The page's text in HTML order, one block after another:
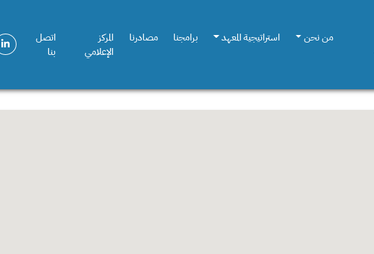
من نحن استراتيجية المعهد برامجنا مصادرنا
المركز
الإعلامي
اتصل
بنا